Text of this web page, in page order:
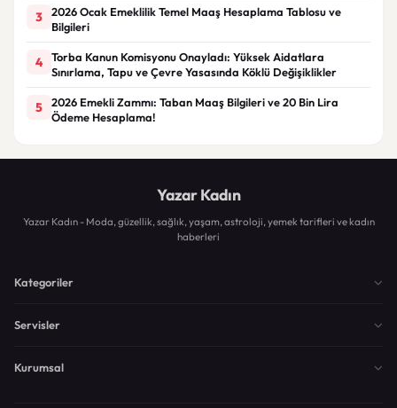
3
2026 Ocak Emeklilik Temel Maaş Hesaplama Tablosu ve
Bilgileri
4
Torba Kanun Komisyonu Onayladı: Yüksek Aidatlara
Sınırlama, Tapu ve Çevre Yasasında Köklü Değişiklikler
5
2026 Emekli Zammı: Taban Maaş Bilgileri ve 20 Bin Lira
Ödeme Hesaplama!
Yazar Kadın
Yazar Kadın - Moda, güzellik, sağlık, yaşam, astroloji, yemek tarifleri ve kadın
haberleri
Kategoriler
Servisler
Kurumsal